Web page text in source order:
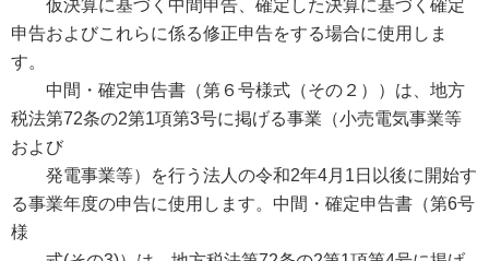
仮決算に基づく中間申告、確定した決算に基づく確定
申告およびこれらに係る修正申告をする場合に使用しま
す。
中間・確定申告書（第６号様式（その２））は、地方
税法第72条の2第1項第3号に掲げる事業（小売電気事業等
および
発電事業等）を行う法人の令和2年4月1日以後に開始す
る事業年度の申告に使用します。中間・確定申告書（第6号
様